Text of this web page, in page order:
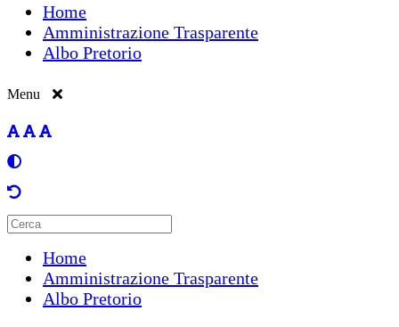
Home
Amministrazione Trasparente
Albo Pretorio
Menu
Home
Amministrazione Trasparente
Albo Pretorio